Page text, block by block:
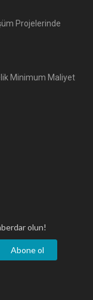
Projelerinde
Minimum Maliyet
olun!
Abone ol